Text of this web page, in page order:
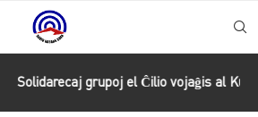
grupoj el Ĉilio vojaĝis al Kubo por